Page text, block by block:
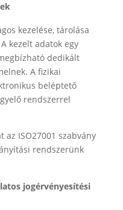
kezelése, tárolása
kezelt adatok egy
dedikált
A fizikai
beléptető
rendszerrel
az ISO27001 szabvány
rendszerünk
jogérvényesítési